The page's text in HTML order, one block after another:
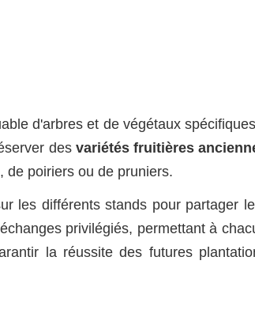
d'arbres et de végétaux
des variétés fruitières
de poiriers ou de pruniers.
les différents stands pour partager
privilégiés, permettant à
la réussite des futures